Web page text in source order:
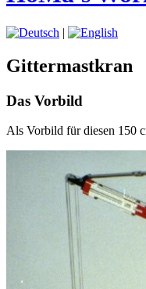
|
Gittermastkran
Das Vorbild
Als Vorbild für diesen 150